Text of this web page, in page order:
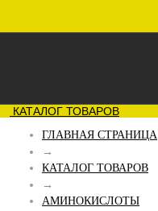
КАТАЛОГ ТОВАРОВ
ГЛАВНАЯ СТРАНИЦА
→
КАТАЛОГ ТОВАРОВ
→
АМИНОКИСЛОТЫ